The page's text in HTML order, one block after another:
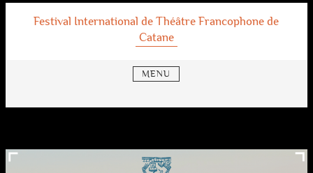
Festival International de Théâtre Francophone de
Catane
MENU